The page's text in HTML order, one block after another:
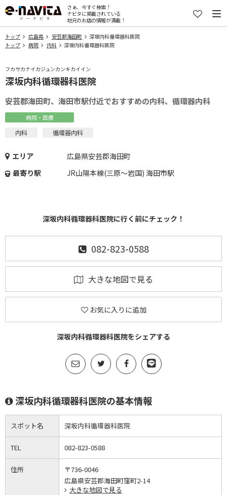
さぁ、今すぐ検索！
ナビタに掲載されている
地元のお店の情報が満載！
トップ 広島県 安芸郡海田町
深坂内科循環器科医院
トップ
病院 内科 深坂内科循環器科医院
フカサカナイカジュンカンキカイイン
深坂内科循環器科医院
安芸郡海田町、海田市駅付近でおすすめの内科、循環器内科
病院・医療
内科 循環器内科
エリア
広島県安芸郡海田町
最寄り駅
JR山陽本線(三原～岩国) 海田市駅
深坂内科循環器科医院に行く前にチェック！
082-823-0588
大きな地図で見る
お気に入りに追加
深坂内科循環器科医院をシェアする
深坂内科循環器科医院の基本情報
スポット名 深坂内科循環器科医院
TEL 082-823-0588
住所
〒736-0046
広島県安芸郡海田町窪町2-14
大きな地図で見る